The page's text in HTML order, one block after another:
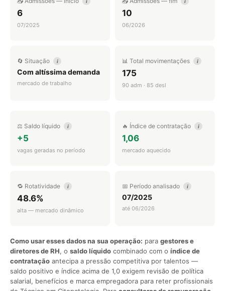
6
07/2025
10
06/2026
🔄 Situação i
Com altíssima demanda
mercado de trabalho
📊 Total movimentações i
175
90 adm · 85 desl
⚖️ Saldo líquido i
+5
vagas geradas no período
🔥 Índice de contratação i
1,06
mercado aquecido
🔁 Rotatividade i
48.6%
alta — mercado dinâmico
📅 Período analisado i
07/2025
até 06/2026
Como usar esses dados na sua operação: para gestores e
diretores de RH, o saldo líquido combinado com o índice de
contratação antecipa a pressão competitiva por talentos —
saldo positivo e índice acima de 1,0 exigem revisão de política
salarial, benefícios e marca empregadora para reter profissionais